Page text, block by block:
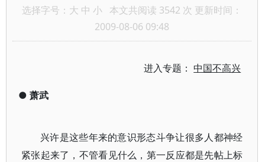
选择字号： 大 中 小 本文共阅读 3542 次 更新时间：
2009-08-06 09:48
进入专题：中国不高兴
● 萧武
兴许是这些年来的意识形态斗争让很多人都神经
紧张起来了，不管看见什么，第一反应都是先帖上标